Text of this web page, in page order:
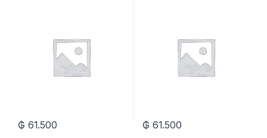
₲ 61.500 ₲ 61.500